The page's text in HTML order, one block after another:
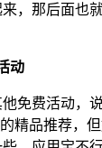
，那后面也
动
免费活动，
精品推荐，